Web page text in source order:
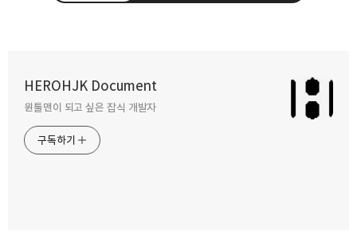
HEROHJK Document
원툴맨이 되고 싶은 잡식 개발자
구독하기
2023.03.02
단위테스트를 위한 리팩토링 준비하기